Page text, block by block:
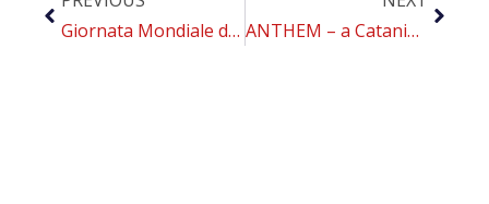
Giornata Mondiale della Tubercolosi: per eliminare la malattia serve affrontare anche il problema del fumo
ANTHEM – a Catania il progetto per la trasformazione del sistema sanitario nazionale